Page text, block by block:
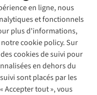
en ligne, nous
et fonctionnels
plus d'informations,
cookie policy. Sur
cookies de suivi pour
en dehors du
sont placés par les
Accepter tout », vous